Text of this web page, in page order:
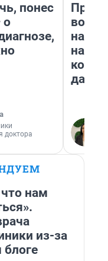
понес
о
доктора
нам
даже
нам
из-за